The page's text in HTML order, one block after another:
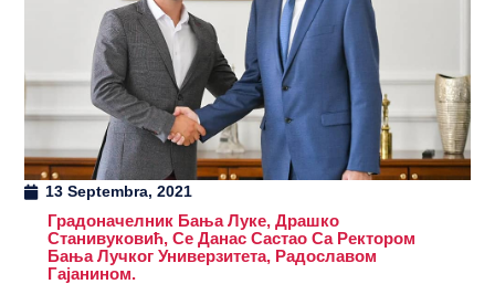
13 Septembra, 2021
Градоначелник Бања Луке, Драшко
Станивуковић, Се Данас Састао Са Ректором
Бања Лучког Универзитета, Радославом
Гајанином.